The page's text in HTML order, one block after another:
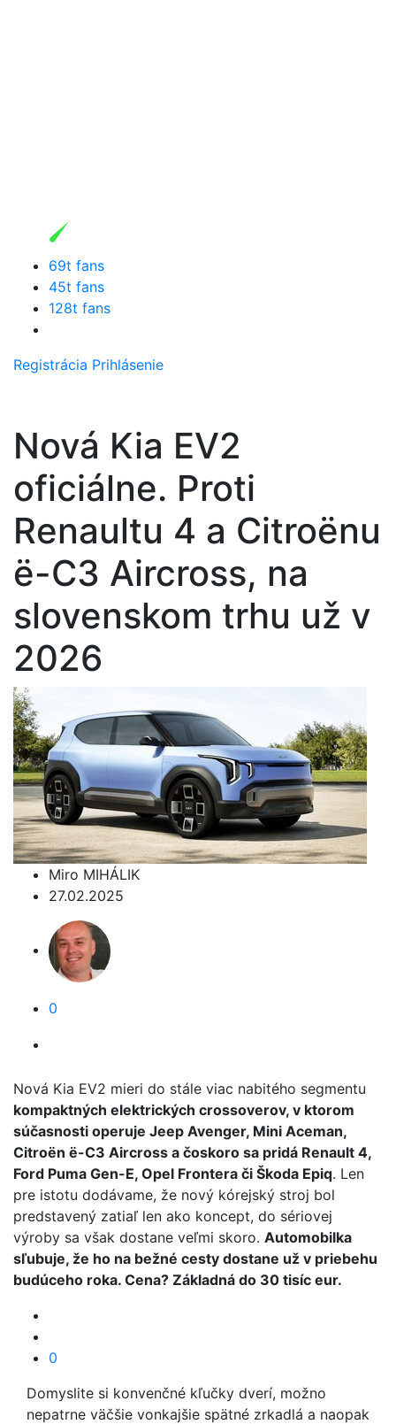
69t fans
45t fans
128t fans
Registrácia Prihlásenie
Nová Kia EV2
oficiálne. Proti
Renaultu 4 a Citroënu
ë-C3 Aircross, na
slovenskom trhu už v
2026
Miro MIHÁLIK
27.02.2025
0
Nová Kia EV2 mieri do stále viac nabitého segmentu
kompaktných elektrických crossoverov, v ktorom
súčasnosti operuje Jeep Avenger, Mini Aceman,
Citroën ë-C3 Aircross a čoskoro sa pridá Renault 4,
Ford Puma Gen-E, Opel Frontera či Škoda Epiq. Len
pre istotu dodávame, že nový kórejský stroj bol
predstavený zatiaľ len ako koncept, do sériovej
výroby sa však dostane veľmi skoro. Automobilka
sľubuje, že ho na bežné cesty dostane už v priebehu
budúceho roka. Cena? Základná do 30 tisíc eur.
0
Domyslite si konvenčné kľučky dverí, možno
nepatrne väčšie vonkajšie spätné zrkadlá a naopak